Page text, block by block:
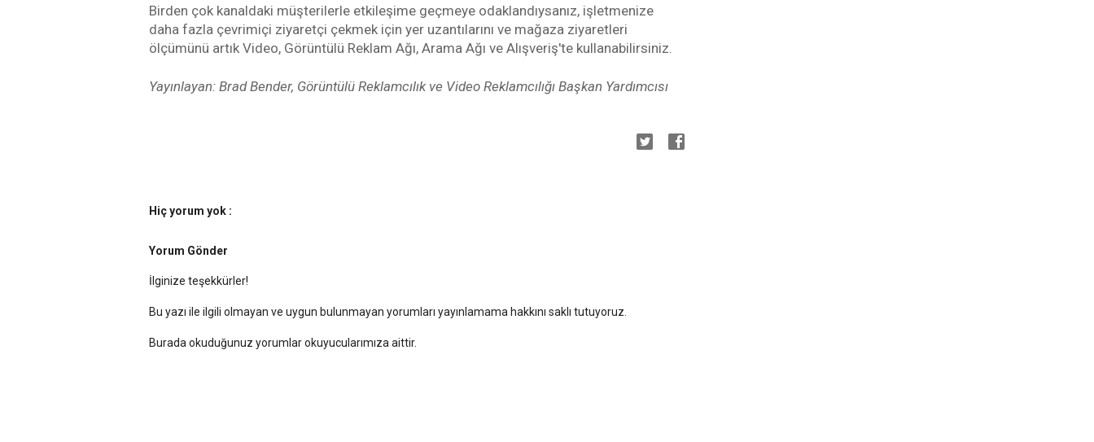
Birden çok kanaldaki müşterilerle etkileşime geçmeye odaklandıysanız, işletmenize
daha fazla çevrimiçi ziyaretçi çekmek için yer uzantılarını ve mağaza ziyaretleri
ölçümünü artık Video, Görüntülü Reklam Ağı, Arama Ağı ve Alışveriş'te kullanabilirsiniz.
Yayınlayan: Brad Bender, Görüntülü Reklamcılık ve Video Reklamcılığı Başkan Yardımcısı
Hiç yorum yok :
Yorum Gönder
İlginize teşekkürler!
Bu yazı ile ilgili olmayan ve uygun bulunmayan yorumları yayınlamama hakkını saklı tutuyoruz.
Burada okuduğunuz yorumlar okuyucularımıza aittir.